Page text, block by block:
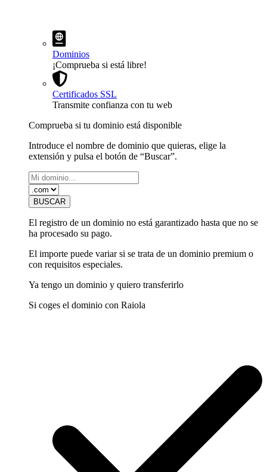
Dominios
¡Comprueba si está libre!
Certificados SSL
Transmite confianza con tu web
Comprueba si tu dominio está disponible
Introduce el nombre de dominio que quieras, elige la
extensión y pulsa el botón de “Buscar”.
El registro de un dominio no está garantizado hasta que no se
ha procesado su pago.
El importe puede variar si se trata de un dominio premium o
con requisitos especiales.
Ya tengo un dominio y quiero transferirlo
Si coges el dominio con Raiola